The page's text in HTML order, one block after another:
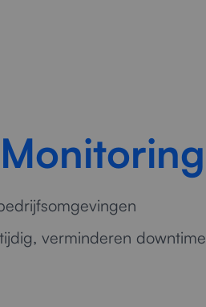
verminderen downtime